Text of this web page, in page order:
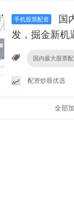
手机股票配资
国
发，掘金新机
国内最大股票
配资炒股优选
全部